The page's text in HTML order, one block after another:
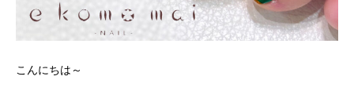
こんにちは～